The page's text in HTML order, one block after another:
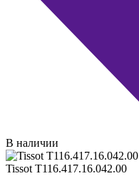
В наличии
Tissot T116.417.16.042.00